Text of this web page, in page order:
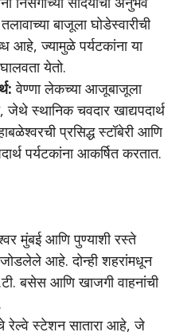
बाजूला घोडेस्वारीची
आहे, ज्यामुळे पर्यटकांना या
येतो.
वेण्णा लेकच्या आजूबाजूला
स्थानिक चवदार खाद्यपदार्थ
प्रसिद्ध स्टॉबेरी आणि
पर्यटकांना आकर्षित करतात.
मुंबई आणि पुण्याशी रस्ते
जोडलेले आहे. दोन्ही शहरांमधून
बसेस आणि खाजगी वाहनांची
रेल्वे स्टेशन सातारा आहे, जे